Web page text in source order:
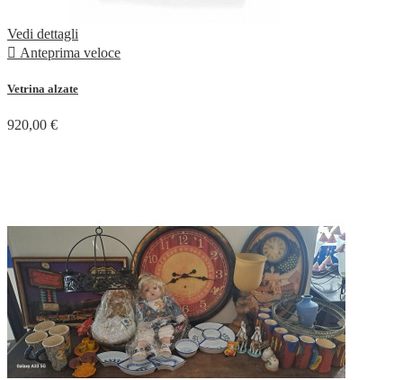
Vedi dettagli
 Anteprima veloce
Vetrina alzate
920,00 €